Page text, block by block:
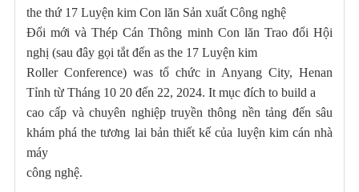
the thứ 17 Luyện kim Con lăn Sản xuất Công nghệ
Đổi mới và Thép Cán Thông minh Con lăn Trao đổi Hội
nghị (sau đây gọi tắt đến as the 17 Luyện kim
Roller Conference) was tổ chức in Anyang City, Henan
Tỉnh từ Tháng 10 20 đến 22, 2024. It mục đích to build a
cao cấp và chuyên nghiệp truyền thông nền tảng đến sâu
khám phá the tương lai bản thiết kế của luyện kim cán nhà
máy
công nghệ.